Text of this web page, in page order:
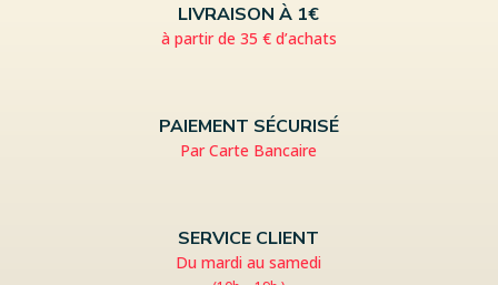
LIVRAISON À 1€
à partir de 35 € d’achats
PAIEMENT SÉCURISÉ
Par Carte Bancaire
SERVICE CLIENT
Du mardi au samedi